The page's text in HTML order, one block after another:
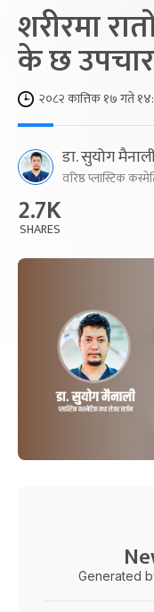
शरीरमा
के छ
२०८२ कात्तिक १७ गते
डा. सुयोग
वरिष्ठ प्लास्टिक
2.7K
SHARES
Generated